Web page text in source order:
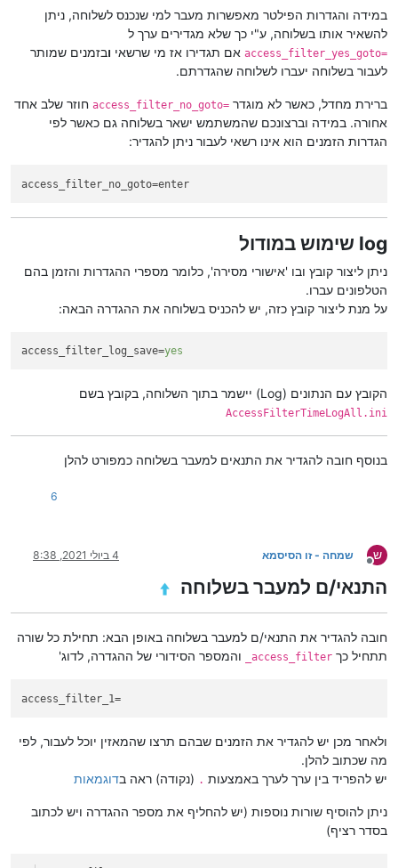
במידה והגדרות הפילטר מאפשרות מעבר למי שנכנס לשלוחה, ניתן
להשאיר אותו בשלוחה, ע"י כך שלא מגדירים ערך ל
=access_filter_yes_goto אם תגדירו אז מי שרשאי ובזמנים שמותר
לעבור בשלוחה יעברו לשלוחה שהגדרתם.
ברירת מחדל, כאשר לא מוגדר =access_filter_no_goto
חוזר שלב אחד
אחורה. במידה וברצונכם שהמשתמש ישאר בשלוחה גם כאשר לפי
הגדרות הזמנים הוא אינו רשאי לעבור ניתן להגדיר:
access_filter_no_goto=enter
log שימוש במודול
ניתן ליצור קובץ ובו 'אישורי מסירה', כלומר מספרי ההגדרות והזמן בהם
הטלפונים עברו.
על מנת ליצור קובץ כזה, יש להכניס בשלוחה את ההגדרה הבאה:
access_filter_log_save=yes
הקובץ עם הנתונים (Log) יישמר בתוך השלוחה, בקובץ בשם
AccessFilterTimeLogAll.ini
בנוסף חובה להגדיר את התנאים למעבר בשלוחה כמפורט להלן
6
ש
מנותק
שמחה - זו הסיסמא 4 ביולי 2021, 8:38
התנאי/ם למעבר בשלוחה
חובה להגדיר את התנאי/ם למעבר בשלוחה באופן הבא: תחילת כל שורה
תתחיל כך access_filter_ והמספר הסידורי של ההגדרה, לדוג'
access_filter_1=
ולאחר מכן יש להגדיר את הזמנים שבהם תרצו שהמאזין יוכל לעבור, לפי
מה שכתוב להלן.
יש להפריד בין ערך לערך באמצעות . (נקודה) ראה בדוגמאות
ניתן להוסיף שורות נוספות (יש להחליף את מספר ההגדרה ויש לכתוב
בסדר רציף)